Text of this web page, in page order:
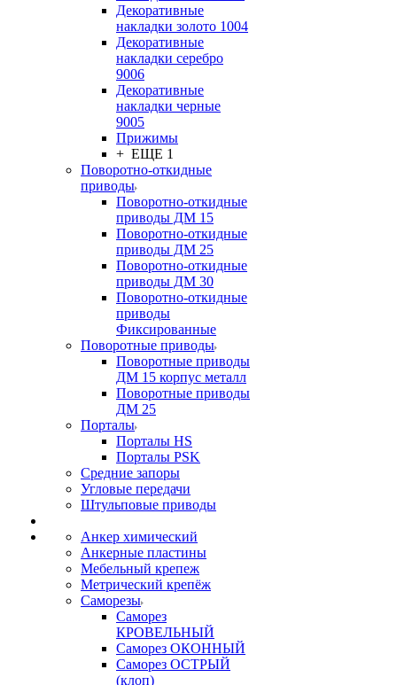
Декоративные
накладки золото 1004
Декоративные
накладки серебро
9006
Декоративные
накладки черные
9005
Прижимы
+ ЕЩЕ 1
Поворотно-откидные
приводы
Поворотно-откидные
приводы ДМ 15
Поворотно-откидные
приводы ДМ 25
Поворотно-откидные
приводы ДМ 30
Поворотно-откидные
приводы
Фиксированные
Поворотные приводы
Поворотные приводы
ДМ 15 корпус металл
Поворотные приводы
ДМ 25
Порталы
Порталы HS
Порталы PSK
Средние запоры
Угловые передачи
Штульповые приводы
Анкер химический
Анкерные пластины
Мебельный крепеж
Метрический крепёж
Саморезы
Саморез
КРОВЕЛЬНЫЙ
Саморез ОКОННЫЙ
Саморез ОСТРЫЙ
(клоп)